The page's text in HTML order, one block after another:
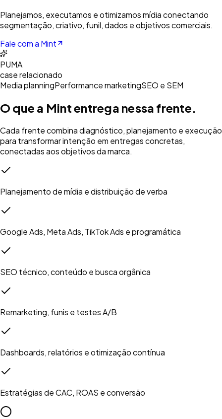
Planejamos, executamos e otimizamos mídia conectando
segmentação, criativo, funil, dados e objetivos comerciais.
Fale com a Mint
PUMA
case relacionado
Media planningPerformance marketingSEO e SEM
O que a Mint entrega nessa frente.
Cada frente combina diagnóstico, planejamento e execução
para transformar intenção em entregas concretas,
conectadas aos objetivos da marca.
Planejamento de mídia e distribuição de verba
Google Ads, Meta Ads, TikTok Ads e programática
SEO técnico, conteúdo e busca orgânica
Remarketing, funis e testes A/B
Dashboards, relatórios e otimização contínua
Estratégias de CAC, ROAS e conversão